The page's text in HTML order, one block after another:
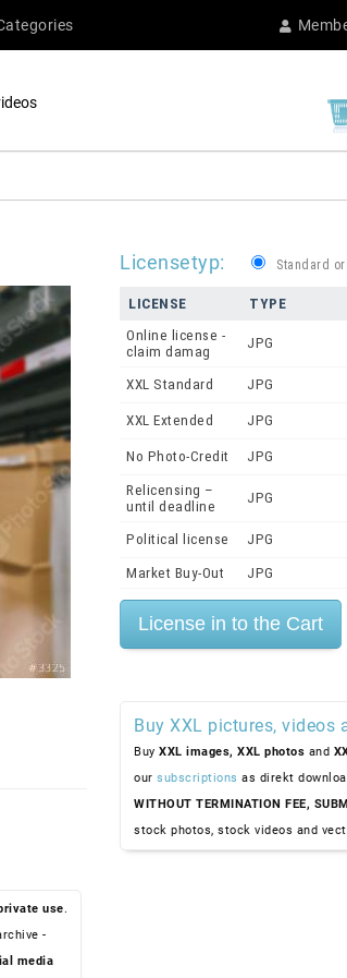
use.
-
media
Licensetyp: Standard
LICENSE
TYPE
Online license -
claim damag
JPG
XXL Standard JPG
XXL Extended JPG
No Photo-Credit JPG
Relicensing –
until deadline
JPG
Political license JPG
Market Buy-Out JPG
Buy XXL pictures,
Buy XXL images, XXL photos and
our subscriptions as direkt
WITHOUT TERMINATION FEE,
stock photos, stock videos and